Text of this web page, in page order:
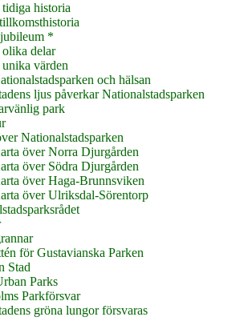
tidiga historia
*
olika delar
unika värden
och hälsan
ljus påverkar Nationalstadsparken
park
Nationalstadsparken
över Norra Djurgården
över Södra Djurgården
över Haga-Brunnsviken
över Ulriksdal-Sörentorp
för Gustavianska Parken
Stad
Parks
Parkförsvar
gröna lungor försvaras